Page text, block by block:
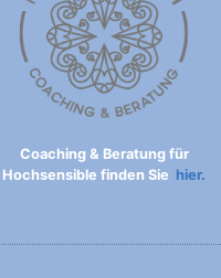
Coaching & Beratung für
Hochsensible finden Sie hier.